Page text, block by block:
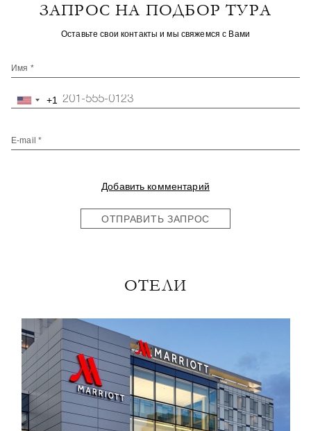
ЗАПРОС НА ПОДБОР ТУРА
Оставьте свои контакты и мы свяжемся с Вами
Имя *
United+1
E-mail *
Добавить комментарий
ОТПРАВИТЬ ЗАПРОС
ОТЕЛИ